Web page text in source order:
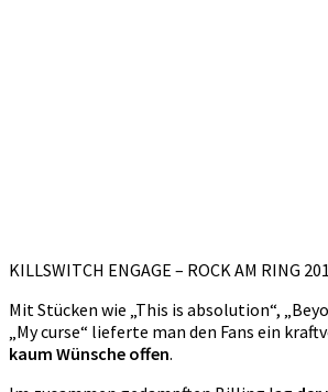
KILLSWITCH ENGAGE – ROCK AM RING
Mit Stücken wie „This is absolution“,
„My curse“ lieferte man den Fans ein
kaum Wünsche offen.